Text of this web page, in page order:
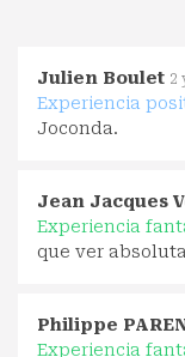
Julien Boulet 2
Experiencia
Joconda.
Jean Jacques
Experiencia
que ver
Philippe
Experiencia